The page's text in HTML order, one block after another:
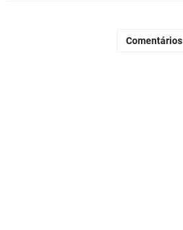
Comentários